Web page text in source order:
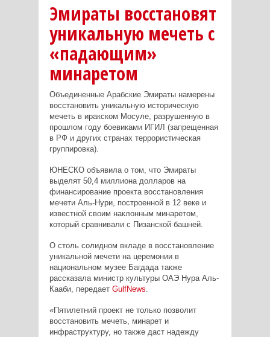
Эмираты восстановят
уникальную мечеть с
«падающим»
минаретом
Объединенные Арабские Эмираты намерены
восстановить уникальную историческую
мечеть в иракском Мосуле, разрушенную в
прошлом году боевиками ИГИЛ (запрещенная
в РФ и других странах террористическая
группировка).
ЮНЕСКО объявила о том, что Эмираты
выделят 50,4 миллиона долларов на
финансирование проекта восстановления
мечети Аль-Нури, построенной в 12 веке и
известной своим наклонным минаретом,
который сравнивали с Пизанской башней.
О столь солидном вкладе в восстановление
уникальной мечети на церемонии в
национальном музее Багдада также
рассказала министр культуры ОАЭ Нура Аль-
Кааби, передает GulfNews
«Пятилетний проект не только позволит
восстановить мечеть, минарет и
инфраструктуру, но также даст надежду